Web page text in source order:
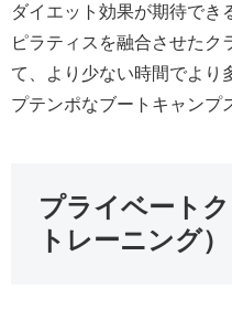
ダイエット効果が期待でき
ピラティスを融合させたク
て、より少ない時間でより
プテンポなブートキャンプ
プライベート
トレーニング）